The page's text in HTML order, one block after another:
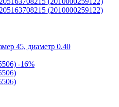
45, диаметр 0.40
-16%